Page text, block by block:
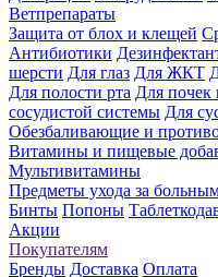
Ветпрепараты
Защита от блох и клещей
Антибиотики
шерсти Для глаз Для ЖКТ
Для полости рта Для почек
сосудистой системы Для
Обезбаливающие и
Витамины и пищевые
Мультивитамины
Предметы ухода за
Бинты Попоны
Акции
Покупателям
Бренды Доставка Оплата